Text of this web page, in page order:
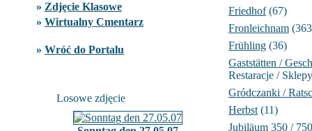
» Zdjęcie Klasowe
» Wirtualny Cmentarz
» Wróć do Portalu
Losowe zdjęcie
Friedhof(67)
Fronleichnam
Frühling (36)
Gaststätten /
Restaracje / Sklepy
Gródczanki /
Herbst (11)
Jubiläum 350 / 750